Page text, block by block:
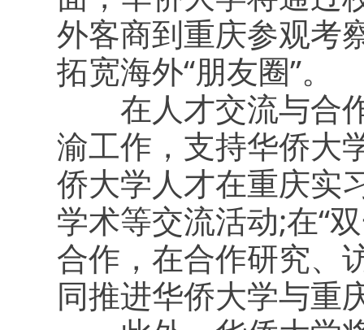
外客商到重庆参观考
拓宽海外“朋友圈”。
在人才交流与合作
渝工作，支持华侨大
侨大学人才在重庆实
学术等交流活动;在“
合作，在合作研究、
同推进华侨大学与重